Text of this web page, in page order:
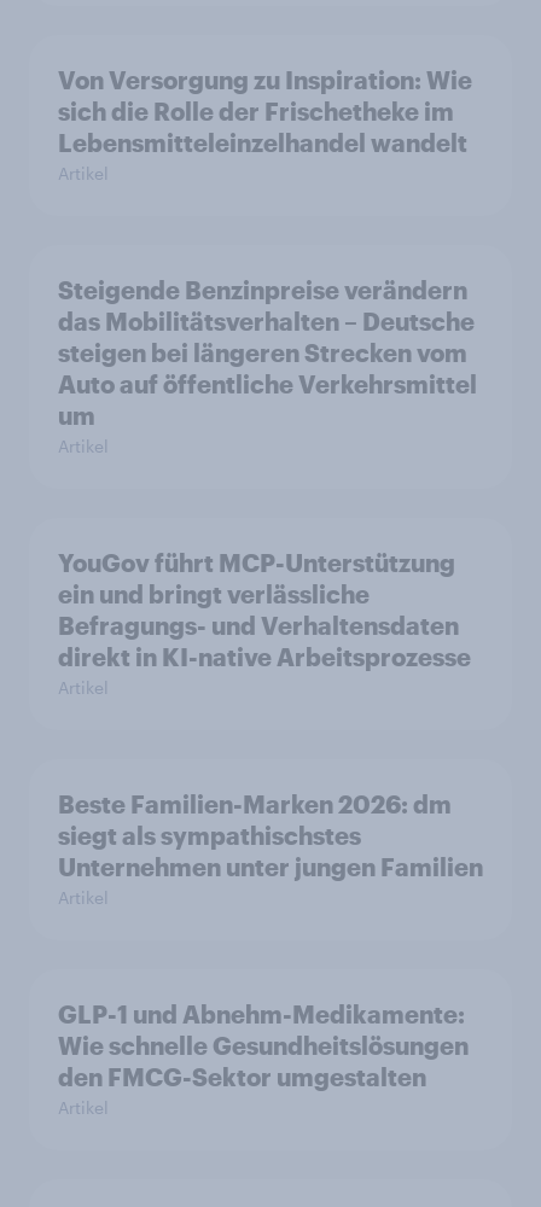
Von Versorgung zu Inspiration: Wie
sich die Rolle der Frischetheke im
Lebensmitteleinzelhandel wandelt
Artikel
Steigende Benzinpreise verändern
das Mobilitätsverhalten – Deutsche
steigen bei längeren Strecken vom
Auto auf öffentliche Verkehrsmittel
um
Artikel
YouGov führt MCP-Unterstützung
ein und bringt verlässliche
Befragungs- und Verhaltensdaten
direkt in KI-native Arbeitsprozesse
Artikel
Beste Familien-Marken 2026: dm
siegt als sympathischstes
Unternehmen unter jungen Familien
Artikel
GLP-1 und Abnehm-Medikamente:
Wie schnelle Gesundheitslösungen
den FMCG-Sektor umgestalten
Artikel